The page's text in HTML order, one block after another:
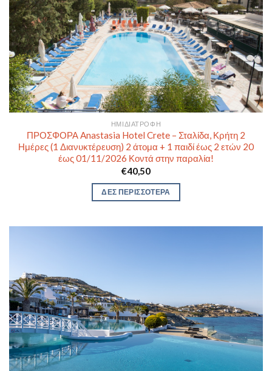
ΗΜΙΔΙΑΤΡΟΦΉ
ΠΡΟΣΦΟΡΑ Anastasia Hotel Crete – Σταλίδα, Κρήτη 2
Ημέρες (1 Διανυκτέρευση) 2 άτομα + 1 παιδί έως 2 ετών 20
έως 01/11/2026 Κοντά στην παραλία!
€40,50
ΔΕΣ ΠΕΡΙΣΣΟΤΕΡΑ